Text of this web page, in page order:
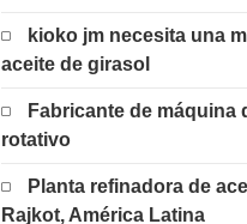
kioko jm necesita una
aceite de girasol
Fabricante de máquina
rotativo
Planta refinadora de
Rajkot, América Latina